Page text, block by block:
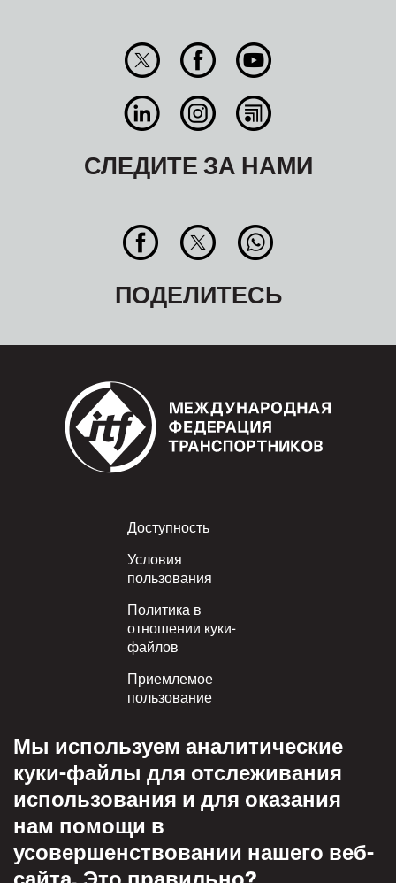
СЛЕДИТЕ ЗА НАМИ
ПОДЕЛИТЕСЬ
Footer
Доступность
Условия
пользования
Политика в
отношении куки-
файлов
Приемлемое
пользование
конфиденциальности
Политика взаимного
уважения
Мы используем аналитические
куки-файлы для отслеживания
использования и для оказания
нам помощи в
усовершенствовании нашего веб-